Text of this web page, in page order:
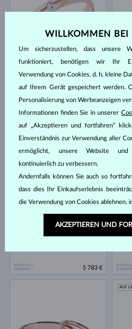
ROSÉGOLD
DIAMANT
953 €
DIAMANT
ROSÉGOLD
DIAMANT
2 866 €
ROSÉGOLD
DIAMANT
5 783 €
DIAMANT
AUF
WILLKOMMEN BEI
Um sicherzustellen, dass unsere
funktioniert, benötigen wir Ihr
Verwendung von Cookies, d. h. kleine
auf Ihrem Gerät gespeichert werden.
Personalisierung von Werbeanzeigen
Informationen finden Sie in unserer
auf „Akzeptieren und fortfahren“
Einverständnis zur Verwendung aller
ermöglicht, unsere Website und
kontinuierlich zu verbessern.
Andernfalls können Sie auch so
dass dies Ihr Einkaufserlebnis
die Verwendung von Cookies ablehnen,
AKZEPTIEREN UND